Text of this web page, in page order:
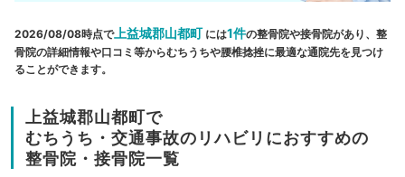
2026/08/08時点で上益城郡山都町 には1件の整骨院や接骨院があり、整
骨院の詳細情報や口コミ等からむちうちや腰椎捻挫に最適な通院先を見つけ
ることができます。
上益城郡山都町で
むちうち・交通事故のリハビリにおすすめの
整骨院・接骨院一覧